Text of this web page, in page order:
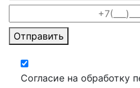
Отправить
Согласие на обработку